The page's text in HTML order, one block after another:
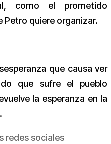
como el prometido
Petro quiere organizar.
que causa ver
que sufre el pueblo
la esperanza en la
redes sociales